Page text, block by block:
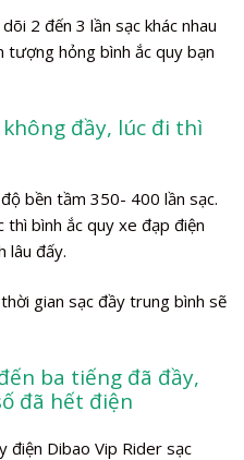
2 đến 3 lần sạc khác nhau
tượng hỏng bình ắc quy bạn
đầy, lúc đi thì
bền tầm 350- 400 lần sạc.
thì bình ắc quy xe đạp điện
lâu đấy.
gian sạc đầy trung bình sẽ
ba tiếng đã đầy,
đã hết điện
điện Dibao Vip Rider sạc